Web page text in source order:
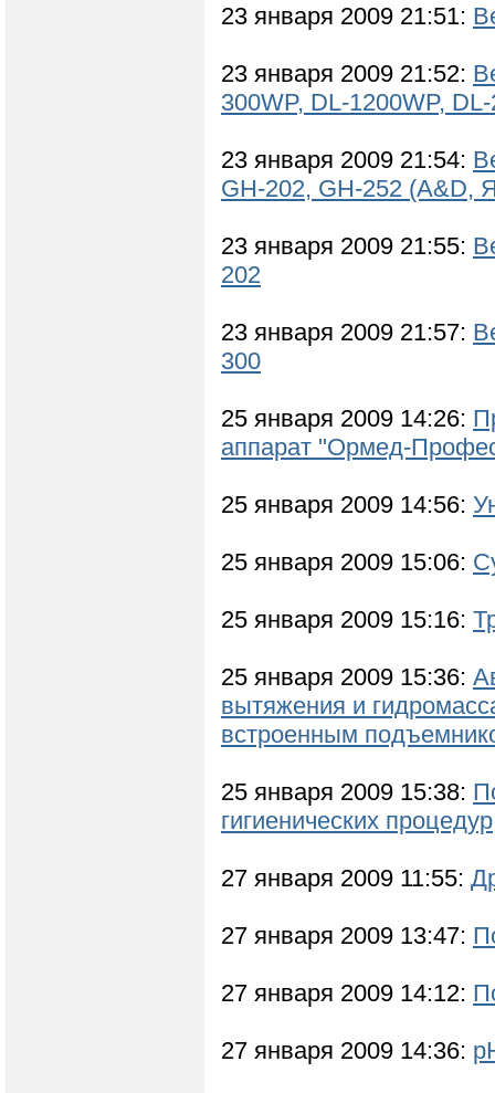
23 января 2009 21:51:
23 января 2009 21:52:
300WP, DL-1200WP,
23 января 2009 21:54:
GH-202, GH-252 (A&D,
23 января 2009 21:55:
202
23 января 2009 21:57:
300
25 января 2009 14:26:
аппарат "Ормед-
25 января 2009 14:56:
25 января 2009 15:06:
25 января 2009 15:16:
25 января 2009 15:36:
вытяжения и
встроенным
25 января 2009 15:38:
гигиенических процедур
27 января 2009 11:55:
27 января 2009 13:47:
27 января 2009 14:12:
27 января 2009 14:36: